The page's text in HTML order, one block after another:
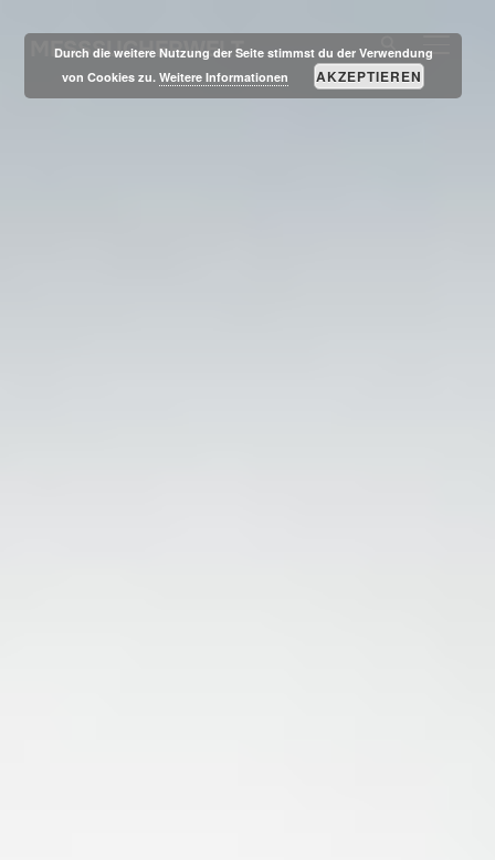
MESSSUCHERWELT
Durch die weitere Nutzung der Seite stimmst du der Verwendung
von Cookies zu.Weitere Informationen AKZEPTIEREN